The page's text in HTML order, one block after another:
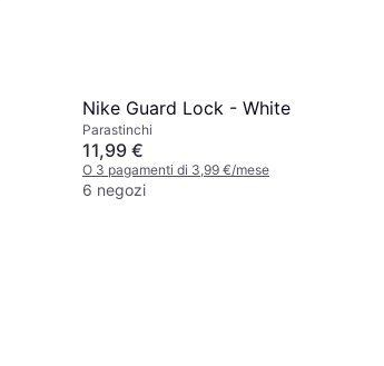
Nike Guard Lock - White
Parastinchi
11,99 €
O 3 pagamenti di 3,99 €/mese
6 negozi